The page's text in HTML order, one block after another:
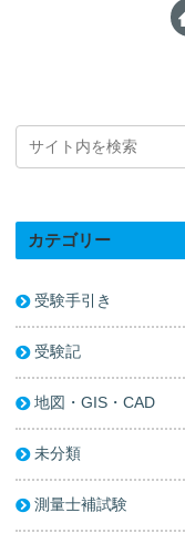
カテゴリー
受験手引き
受験記
地図・GIS・CAD
未分類
測量士補試験